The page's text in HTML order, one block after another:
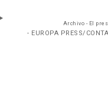
Archivo - El
- EUROPA PRESS/